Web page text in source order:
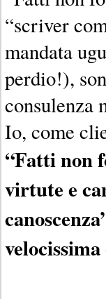
“scriver
mandata
perdio!),
consulenza
Io, come
“Fatti non
virtute e